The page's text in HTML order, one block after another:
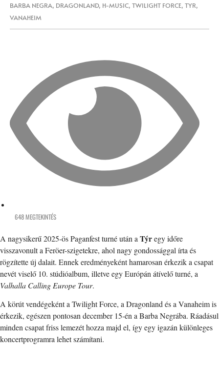
BARBA NEGRA, DRAGONLAND, H-MUSIC, TWILIGHT FORCE, TYR,
VANAHEIM
648 MEGTEKINTÉS
A nagysikerű 2025-ös Paganfest turné után a Týregy időre
visszavonult a Feröer-szigetekre, ahol nagy gondossággal írta és
rögzítette új dalait. Ennek eredményeként hamarosan érkezik a csapat
nevét viselő 10. stúdióalbum, illetve egy Európán átívelő turné, a
Valhalla Calling Europe Tour.
A körút vendégeként a Twilight Force, a Dragonland és a Vanaheim is
érkezik, egészen pontosan december 15-én a Barba Negrába. Ráadásul
minden csapat friss lemezét hozza majd el, így egy igazán különleges
koncertprogramra lehet számítani.